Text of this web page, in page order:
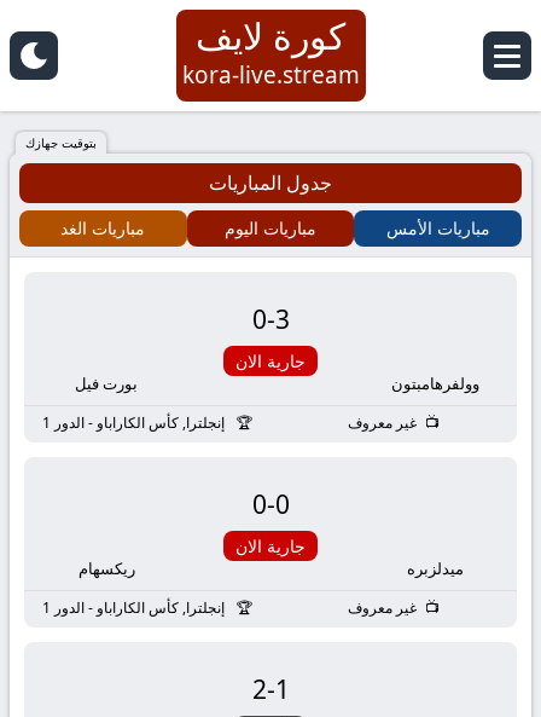
كورة
لايف
|
koora
مباريات
مباشر
كورة لايف
kora-live.stream
بتوقيت جهازك
جدول المباريات
مباريات الأمس مباريات اليوم مباريات الغد
وولفرهامبتون
3
-
0
جارية الان
بورت فيل
غير معروف إنجلترا, كأس الكاراباو - الدور 1
ميدلزبره
0
-
0
جارية الان
ريكسهام
غير معروف إنجلترا, كأس الكاراباو - الدور 1
1
-
2